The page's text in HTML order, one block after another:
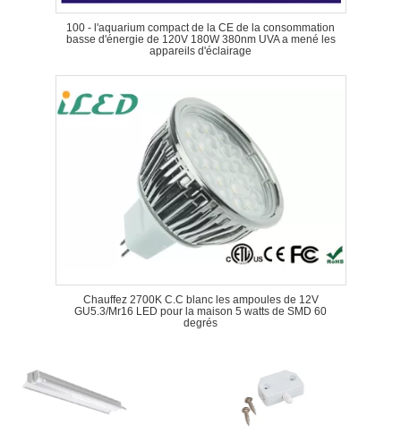
100 - l'aquarium compact de la CE de la consommation
basse d'énergie de 120V 180W 380nm UVA a mené les
appareils d'éclairage
Chauffez 2700K C.C blanc les ampoules de 12V
GU5.3/Mr16 LED pour la maison 5 watts de SMD 60
degrés